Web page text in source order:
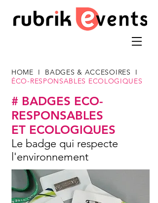
HOME I BADGES & ACCESOIRES I
ÉCO-RESPONSABLES ECOLOGIQUES
# BADGES ECO-
RESPONSABLES
ET ECOLOGIQUES
Le badge qui respecte
l'environnement